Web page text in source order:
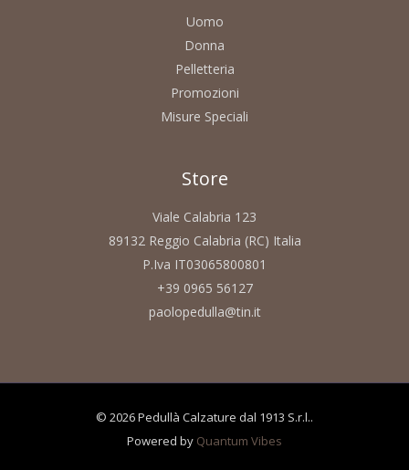
Uomo
Donna
Pelletteria
Promozioni
Misure Speciali
Store
Viale Calabria 123
89132 Reggio Calabria (RC) Italia
P.Iva IT03065800801
+39 0965 56127
paolopedulla@tin.it
© 2026 Pedullà Calzature dal 1913 S.r.l..
Powered by Quantum Vibes